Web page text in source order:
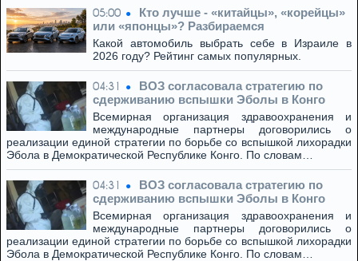
05:00
Кто лучше - «китайцы», «корейцы»
или «японцы»? Разбираемся
Какой автомобиль выбрать себе в Израиле в
2026 году? Рейтинг самых популярных.
04:31
ВОЗ согласовала стратегию по
сдерживанию вспышки Эболы в Конго
Всемирная организация здравоохранения и
международные партнеры договорились о
реализации единой стратегии по борьбе со вспышкой лихорадки
Эбола в Демократической Республике Конго. По словам…
04:31
ВОЗ согласовала стратегию по
сдерживанию вспышки Эболы в Конго
Всемирная организация здравоохранения и
международные партнеры договорились о
реализации единой стратегии по борьбе со вспышкой лихорадки
Эбола в Демократической Республике Конго. По словам…